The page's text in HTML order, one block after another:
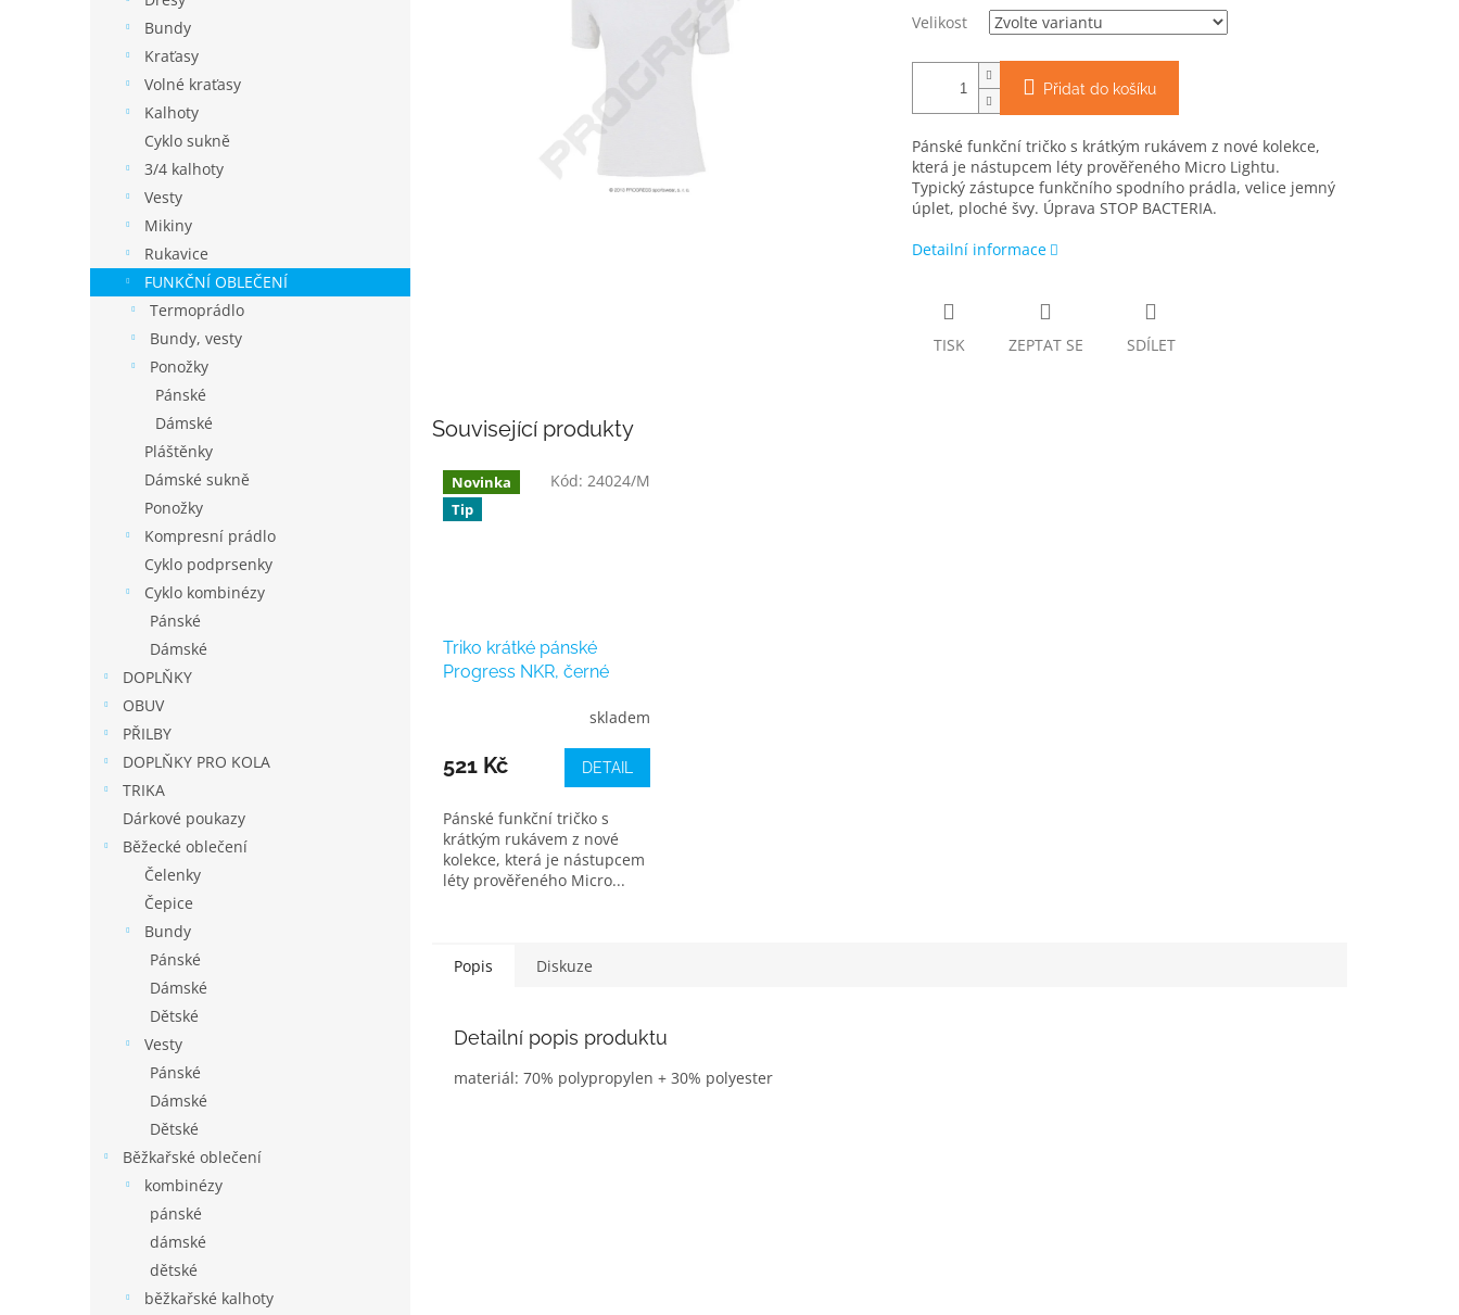
Bundy
Kraťasy
Volné kraťasy
Kalhoty
Cyklo sukně
3/4 kalhoty
Vesty
Mikiny
Rukavice
FUNKČNÍ OBLEČENÍ
Termoprádlo
Bundy, vesty
Ponožky
Pánské
Dámské
Pláštěnky
Dámské sukně
Ponožky
Kompresní prádlo
Cyklo podprsenky
Cyklo kombinézy
Pánské
Dámské
DOPLŇKY
OBUV
PŘILBY
DOPLŇKY PRO KOLA
TRIKA
Dárkové poukazy
Běžecké oblečení
Čelenky
Čepice
Bundy
Pánské
Dámské
Dětské
Vesty
Pánské
Dámské
Dětské
Běžkařské oblečení
kombinézy
pánské
dámské
dětské
běžkařské kalhoty
Velikost
Přidat do košíku
Pánské funkční tričko s krátkým rukávem z nové kolekce,
která je nástupcem léty prověřeného Micro Lightu.
Typický zástupce funkčního spodního prádla, velice jemný
úplet, ploché švy. Úprava STOP BACTERIA.
Detailní informace
TISK ZEPTAT SE SDÍLET
Související produkty
Novinka
Tip
Triko krátké pánské
Progress NKR, černé
skladem
521 Kč DETAIL
Pánské funkční tričko s
krátkým rukávem z nové
kolekce, která je nástupcem
léty prověřeného Micro...
Kód: 24024/M
Popis Diskuze
Detailní popis produktu
materiál: 70% polypropylen + 30% polyester